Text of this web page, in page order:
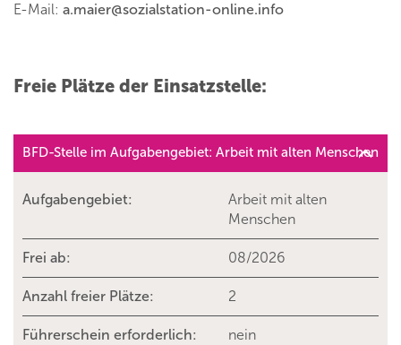
E-Mail: a.maier@sozialstation-online.info
Freie Plätze der Einsatzstelle:
BFD-Stelle im Aufgabengebiet: Arbeit mit alten Menschen
Aufgabengebiet:
Arbeit mit alten
Menschen
Frei ab: 08/2026
Anzahl freier Plätze: 2
Führerschein erforderlich: nein